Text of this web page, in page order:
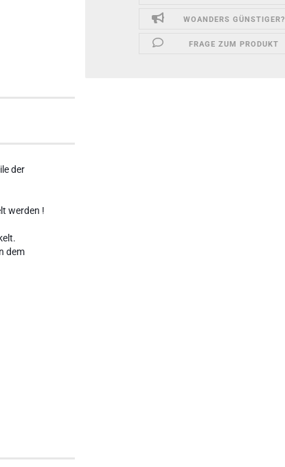
WOANDERS GÜNSTIGER?
FRAGE ZUM PRODUKT
der
werden !
dem